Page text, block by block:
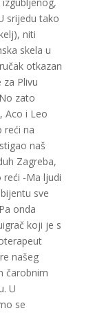
srijedu tako
niti
skela u
otkazan
Plivu
zato
Aco i Leo
reći na
naš
Zagreba,
reći -Ma ljudi
sve
onda
koji je s
našeg
čarobnim
U
se